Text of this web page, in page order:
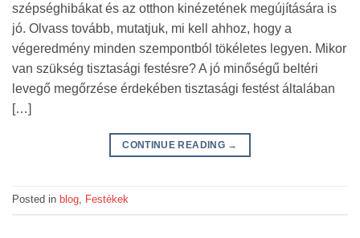
szépséghibákat és az otthon kinézetének megújítására is
jó. Olvass tovább, mutatjuk, mi kell ahhoz, hogy a
végeredmény minden szempontból tökéletes legyen. Mikor
van szükség tisztasági festésre? A jó minőségű beltéri
levegő megőrzése érdekében tisztasági festést általában
[…]
CONTINUE READING →
Posted in blog, Festékek